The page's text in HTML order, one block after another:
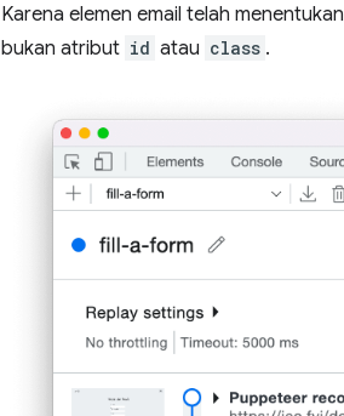
Karena elemen email telah menentukan
bukan atribut id atau class .